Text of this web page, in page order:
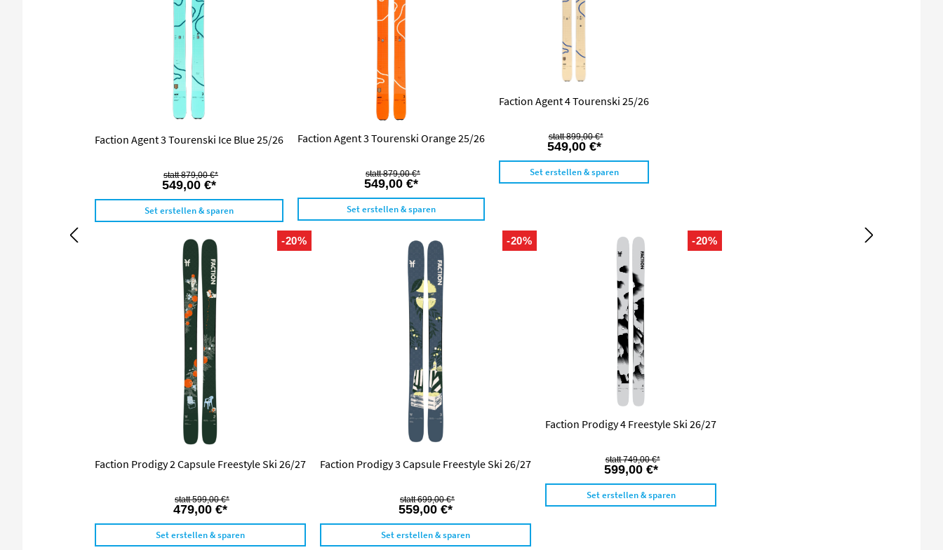
Faction Agent 3 Tourenski Ice Blue 25/26
549,00 €*
879,00 €*
Set erstellen & sparen
Faction Agent 3 Tourenski Orange 25/26
549,00 €*
879,00 €*
Set erstellen & sparen
Faction Agent 4 Tourenski 25/26
549,00 €*
899,00 €*
Set erstellen & sparen
-20%
Faction Prodigy 2 Capsule Freestyle Ski 26/27
479,00 €*
599,00 €*
Set erstellen & sparen
-20%
Faction Prodigy 3 Capsule Freestyle Ski 26/27
559,00 €*
699,00 €*
Set erstellen & sparen
-20%
Faction Prodigy 4 Freestyle Ski 26/27
599,00 €*
749,00 €*
Set erstellen & sparen